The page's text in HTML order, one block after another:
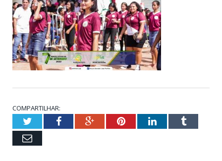
COMPARTILHAR:
TwitterFacebookGoogle+PinterestLinkedInTumblr
Email